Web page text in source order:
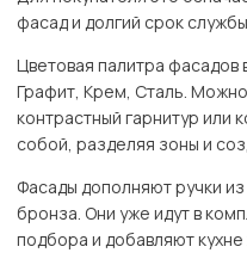
фасад и долгий срок
Цветовая палитра фасадов
Графит, Крем, Сталь. Можно
контрастный гарнитур или
собой, разделяя зоны и
Фасады дополняют ручки
бронза. Они уже идут в
подбора и добавляют